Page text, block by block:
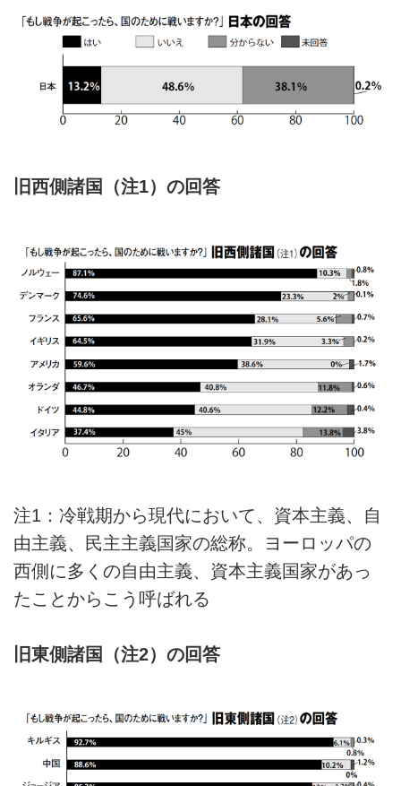
旧西側諸国（注1）の回答
注1：冷戦期から現代において、資本主義、自
由主義、民主主義国家の総称。ヨーロッパの
西側に多くの自由主義、資本主義国家があっ
たことからこう呼ばれる
旧東側諸国（注2）の回答